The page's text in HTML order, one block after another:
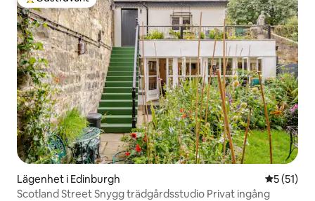
Populär gästfavorit
Lägenhet i Edinburgh 5 av 5 i
5 (51)
Scotland Street Snygg trädgårdsstudio Privat ingång